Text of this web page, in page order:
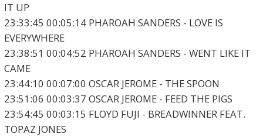
IT UP
23:33:45 00:05:14 PHAROAH SANDERS - LOVE IS
EVERYWHERE
23:38:51 00:04:52 PHAROAH SANDERS - WENT LIKE IT
CAME
23:44:10 00:07:00 OSCAR JEROME - THE SPOON
23:51:06 00:03:37 OSCAR JEROME - FEED THE PIGS
23:54:45 00:03:15 FLOYD FUJI - BREADWINNER FEAT.
TOPAZ JONES